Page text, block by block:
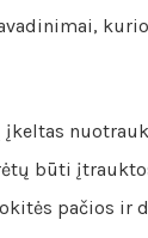
būti
pačios ir